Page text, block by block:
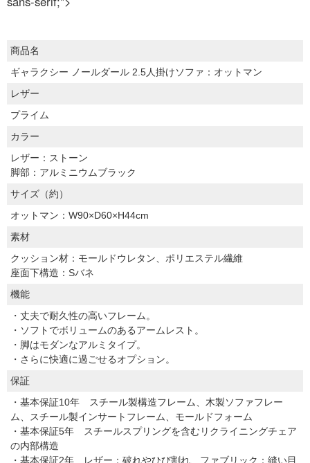
商品名
ギャラクシー ノールダール 2.5人掛けソファ：オットマン
レザー
プライム
カラー
レザー：ストーン
脚部：アルミニウムブラック
サイズ（約）
オットマン：W90×D60×H44cm
素材
クッション材：モールドウレタン、ポリエステル繊維
座面下構造：Sバネ
機能
・丈夫で耐久性の高いフレーム。
・ソフトでボリュームのあるアームレスト。
・脚はモダンなアルミタイプ。
・さらに快適に過ごせるオプション。
保証
・基本保証10年 スチール製構造フレーム、木製ソファフレー
ム、スチール製インサートフレーム、モールドフォーム
・基本保証5年 スチールスプリングを含むリクライニングチェア
の内部構造
・基本保証2年 レザー：破れやひび割れ、ファブリック：縫い目